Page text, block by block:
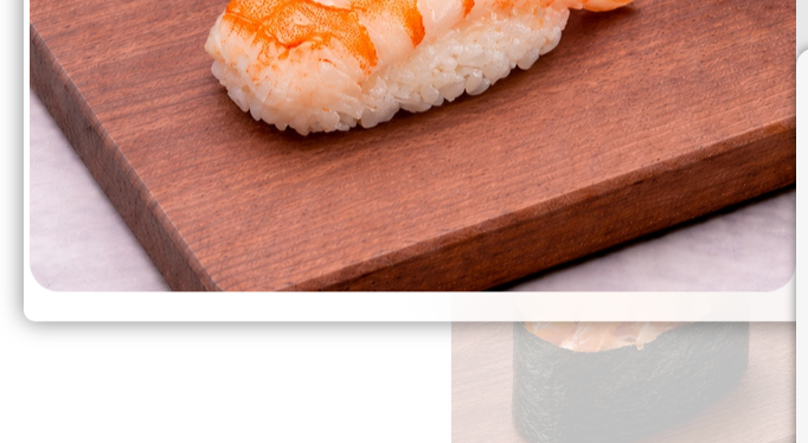
Гриль краб суши 
105₽ Беру 109₽